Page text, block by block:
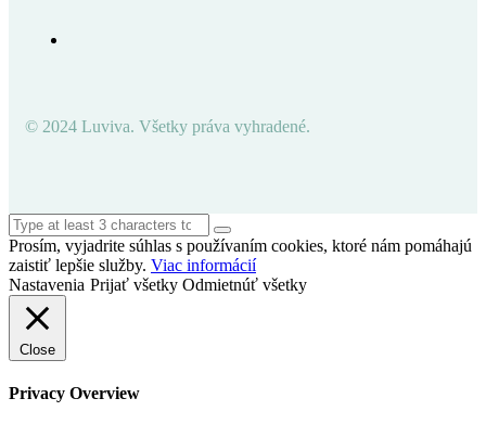
© 2024 Luviva. Všetky práva vyhradené.
Prosím, vyjadrite súhlas s používaním cookies, ktoré nám pomáhajú
zaistiť lepšie služby. Viac informácií
Nastavenia Prijať všetky Odmietnúť všetky
Close
Privacy Overview